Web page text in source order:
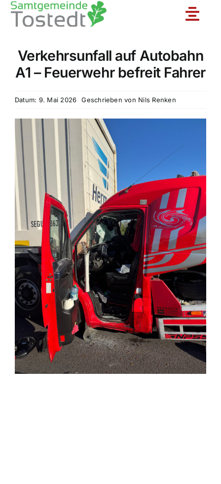
Zum
Toggle
Unsere Feuerwehr
Jugendfeuerwehr
Aktuelles
Einsatzberichte
Einsatzticker
Verkehrsunfall auf Autobahn
A1 – Feuerwehr befreit Fahrer
Datum: 9. Mai 2026 Geschrieben von Nils Renken